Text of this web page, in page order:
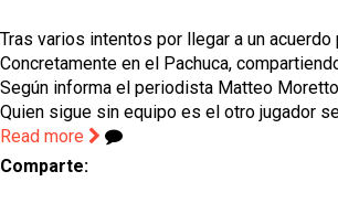
Tras varios intentos por llegar a un
Concretamente en el Pachuca,
Según informa el periodista Matteo
Quien sigue sin equipo es el otro jugador
Read more
Comparte: